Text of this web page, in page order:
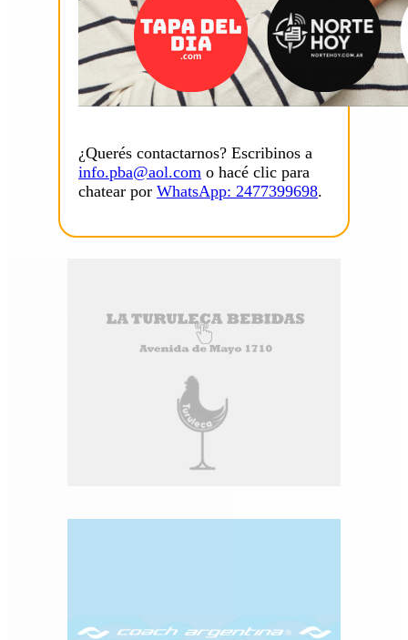
¿Querés contactarnos? Escribinos a
info.pba@aol.com o hacé clic para
chatear por WhatsApp: 2477399698.